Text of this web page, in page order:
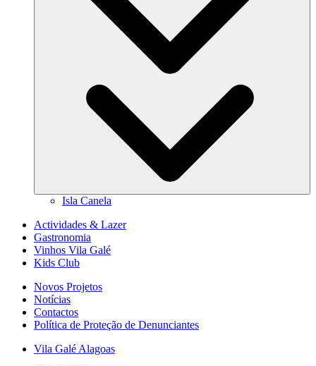
Isla Canela
Actividades & Lazer
Gastronomia
Vinhos Vila Galé
Kids Club
Novos Projetos
Notícias
Contactos
Política de Proteção de Denunciantes
Vila Galé Alagoas